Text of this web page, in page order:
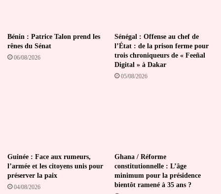
Bénin : Patrice Talon prend les
rênes du Sénat
06/08/2026
Sénégal : Offense au chef de
l’État : de la prison ferme pour
trois chroniqueurs de « Feeñal
Digital » à Dakar
05/08/2026
Guinée : Face aux rumeurs,
l’armée et les citoyens unis pour
préserver la paix
04/08/2026
Ghana / Réforme
constitutionnelle : L’âge
minimum pour la présidence
bientôt ramené à 35 ans ?